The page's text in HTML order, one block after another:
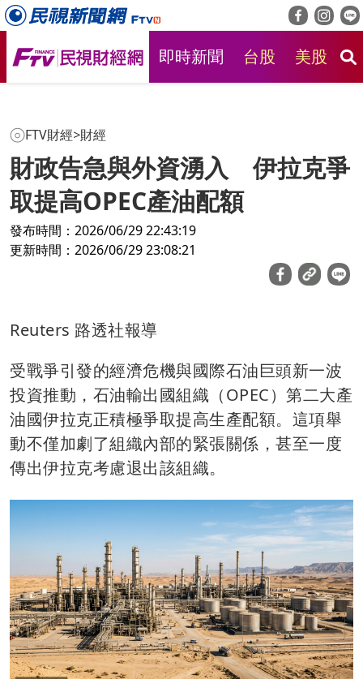
即時新聞 台股 美股
FTV財經>財經
財政告急與外資湧入 伊拉克爭
取提高OPEC產油配額
發布時間：2026/06/29 22:43:19
更新時間：2026/06/29 23:08:21
Reuters 路透社報導
受戰爭引發的經濟危機與國際石油巨頭新一波
投資推動，石油輸出國組織（OPEC）第二大產
油國伊拉克正積極爭取提高生產配額。這項舉
動不僅加劇了組織內部的緊張關係，甚至一度
傳出伊拉克考慮退出該組織。